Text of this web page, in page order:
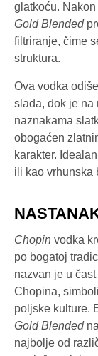
glatkoću.
Gold Blended
filtriranje, čime
struktura.
Ova vodka
slada, dok je na
naznakama
obogaćen
karakter.
ili kao vrhunska
Chopin vodka
po bogatoj
nazvan je u
Chopina,
poljske kulture.
Gold Blended
najbolje od